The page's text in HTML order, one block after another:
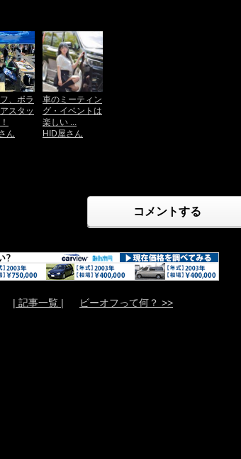
、ボラ
スタッ
ん
車のミーティン
グ・イベントは
楽しい ...
HID屋さん
コメントする
| 記事一覧 | ビーオフって何？ >>